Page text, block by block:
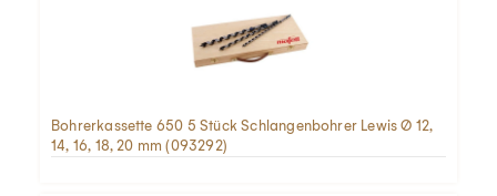
Bohrerkassette 650 5 Stück Schlangenbohrer Lewis Ø 12,
14, 16, 18, 20 mm (093292)